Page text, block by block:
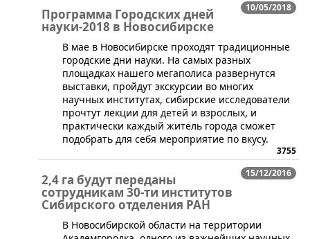
10/05/2018
Программа Городских дней
науки-2018 в Новосибирске
​В мае в Новосибирске проходят традиционные
городские дни науки. На самых разных
площадках нашего мегаполиса развернутся
выставки, пройдут экскурсии во многих
научных институтах, сибирские исследователи
прочтут лекции для детей и взрослых, и
практически каждый житель города сможет
подобрать для себя мероприятие по вкусу.
3755
15/12/2016
2,4 га будут переданы
сотрудникам 30-ти институтов
Сибирского отделения РАН
​В Новосибирской области на территории